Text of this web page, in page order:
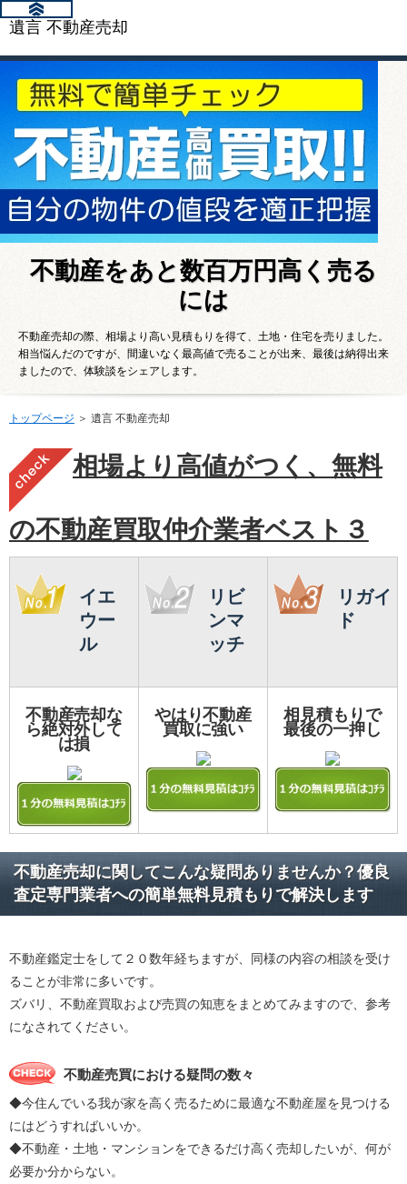
遺言 不動産売却
不動産をあと数百万円高く売る
には
不動産売却の際、相場より高い見積もりを得て、土地・住宅を売りました。
相当悩んだのですが、間違いなく最高値で売ることが出来、最後は納得出来
ましたので、体験談をシェアします。
トップページ ＞ 遺言 不動産売却
相場より高値がつく、無料
の不動産買取仲介業者ベスト３
イエ
ウー
ル
リビ
ンマ
ッチ
リガイ
ド
不動産売却な
ら絶対外して
は損
やはり不動産
買取に強い
相見積もりで
最後の一押し
不動産売却に関してこんな疑問ありませんか？優良
査定専門業者への簡単無料見積もりで解決します
不動産鑑定士をして２０数年経ちますが、同様の内容の相談を受け
ることが非常に多いです。
ズバリ、不動産買取および売買の知恵をまとめてみますので、参考
になされてください。
不動産売買における疑問の数々
◆今住んでいる我が家を高く売るために最適な不動産屋を見つける
にはどうすればいいか。
◆不動産・土地・マンションをできるだけ高く売却したいが、何が
必要か分からない。